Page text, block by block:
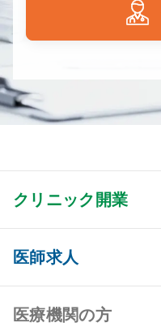
クリニック開業
クリニック開業 TOP
クリニック物件検索
医師求人
医師求人 TOP
医療機関の方